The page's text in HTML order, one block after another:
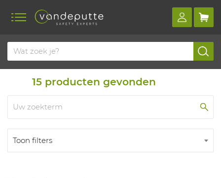
Home Producten
15 producten gevonden
Toon filters